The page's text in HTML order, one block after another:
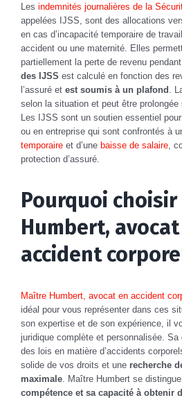
Les indemnités journalières de la
appelées IJSS, sont des allocations
en cas d’incapacité temporaire de
accident ou une maternité. Elles
partiellement la perte de revenu
des IJSS est calculé en fonction des
l’assuré et est soumis à un plafond
.
selon la situation et peut être prolongée
Les IJSS sont un soutien essentiel
ou en entreprise qui sont confrontés à
temporaire et d’une baisse de salaire ,
protection d’assuré.
Pourquoi
Humbert,
accident
Maître Humbert, avocat en accident
idéal pour vous représenter dans ces
son expertise et de son expérience, il
juridique complète et personnalisée.
des lois en matière d’accidents
solide de vos droits et une recherche
maximale . Maître Humbert se
compétence et sa capacité à obtenir